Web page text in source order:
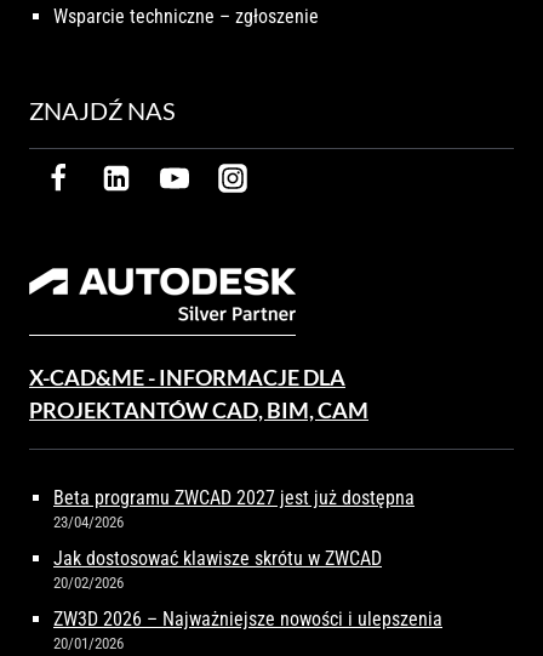
Wsparcie techniczne – zgłoszenie
ZNAJDŹ NAS
X-CAD&ME - INFORMACJE DLA
PROJEKTANTÓW CAD, BIM, CAM
Beta programu ZWCAD 2027 jest już dostępna
23/04/2026
Jak dostosować klawisze skrótu w ZWCAD
20/02/2026
ZW3D 2026 – Najważniejsze nowości i ulepszenia
20/01/2026